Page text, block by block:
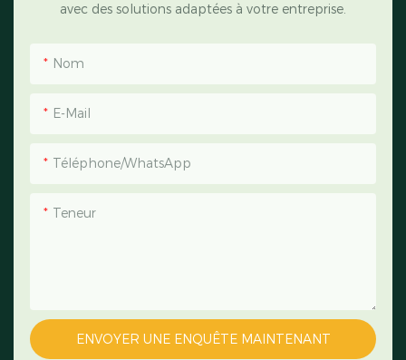
avec des solutions adaptées à votre entreprise.
Nom
E-Mail
Téléphone/WhatsApp
Teneur
ENVOYER UNE ENQUÊTE MAINTENANT